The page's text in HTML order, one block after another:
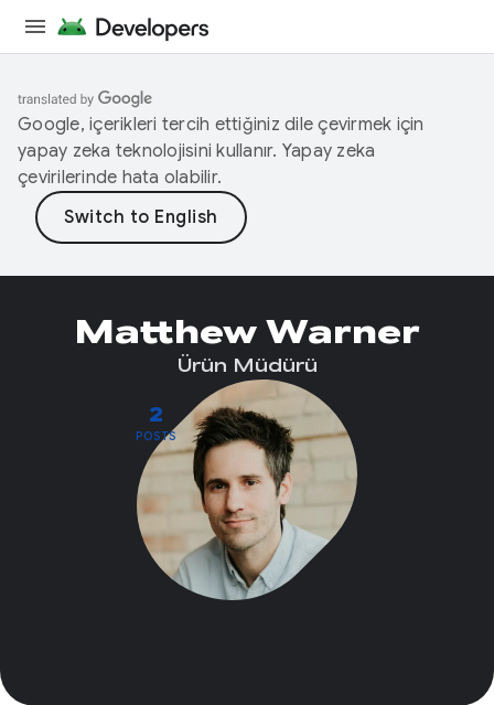
Google, içerikleri tercih ettiğiniz dile çevirmek için
yapay zeka teknolojisini kullanır. Yapay zeka
çevirilerinde hata olabilir.
2
POSTS
Matthew Warner
Ürün Müdürü